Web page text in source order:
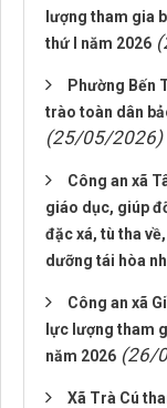
lượng tham gia
thứ I năm 2026
Phường Bến
trào toàn dân
(25/05/2026)
Công an xã
giáo dục, giúp
đặc xá, tù tha
dưỡng tái hòa
Công an xã
lực lượng tham
năm 2026 (26/
Xã Trà Cú